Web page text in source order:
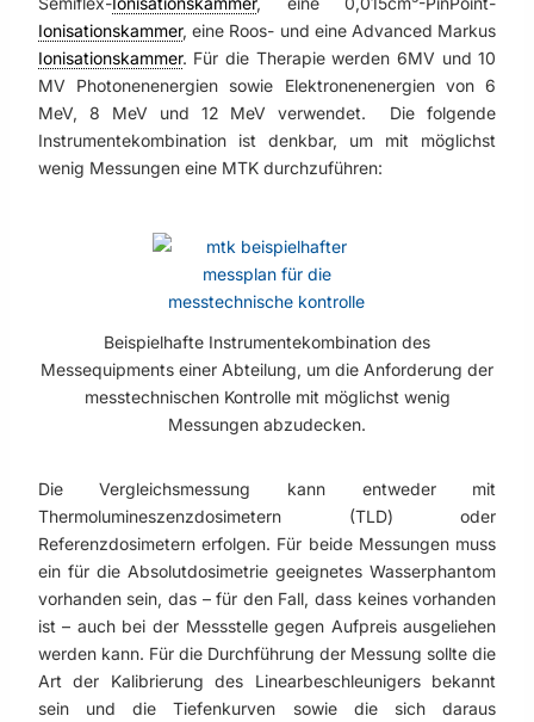
Ionisationskammer, eine Roos- und eine Advanced Markus
Ionisationskammer. Für die Therapie werden 6MV und 10
MV Photonenenergien sowie Elektronenenergien von 6
MeV, 8 MeV und 12 MeV verwendet. Die folgende
Instrumentekombination ist denkbar, um mit möglichst
wenig Messungen eine MTK durchzuführen:
Beispielhafte Instrumentekombination des
Messequipments einer Abteilung, um die Anforderung der
messtechnischen Kontrolle mit möglichst wenig
Messungen abzudecken.
Die Vergleichsmessung kann entweder mit
Thermolumineszenzdosimetern (TLD) oder
Referenzdosimetern erfolgen. Für beide Messungen muss
ein für die Absolutdosimetrie geeignetes Wasserphantom
vorhanden sein, das – für den Fall, dass keines vorhanden
ist – auch bei der Messstelle gegen Aufpreis ausgeliehen
werden kann. Für die Durchführung der Messung sollte die
Art der Kalibrierung des Linearbeschleunigers bekannt
sein und die Tiefenkurven sowie die sich daraus